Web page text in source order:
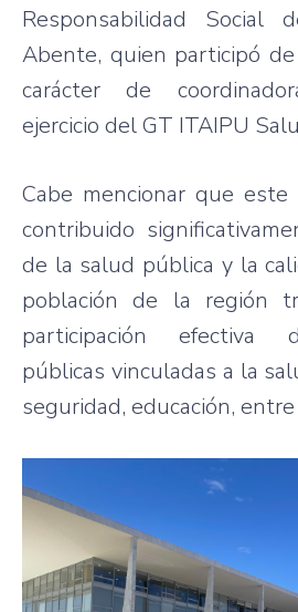
Responsabilidad Social
Abente, quien participó
carácter de
ejercicio del GT ITAIPU
Cabe mencionar que
contribuido
de la salud pública y la
población de la región
participación efectiva
públicas vinculadas a la
seguridad, educación,